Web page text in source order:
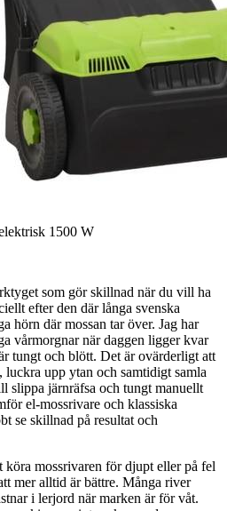
1500 W
som gör skillnad när du vill ha
efter den där långa svenska
hörn där mossan tar över. Jag har
vårmorgnar när daggen ligger kvar
tungt och blött. Det är ovärderligt att
luckra upp ytan och samtidigt samla
slippa järnräfsa och tungt manuellt
el-mossrivare och klassiska
se skillnad på resultat och
köra mossrivaren för djupt eller på fel
mer alltid är bättre. Många river
i lerjord när marken är för våt.